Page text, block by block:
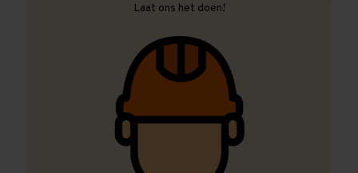
Laat ons het doen!